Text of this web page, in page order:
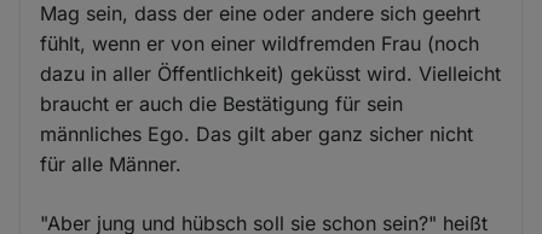
Mag sein, dass der eine oder andere sich geehrt
fühlt, wenn er von einer wildfremden Frau (noch
dazu in aller Öffentlichkeit) geküsst wird. Vielleicht
braucht er auch die Bestätigung für sein
männliches Ego. Das gilt aber ganz sicher nicht
für alle Männer.
"Aber jung und hübsch soll sie schon sein?" heißt